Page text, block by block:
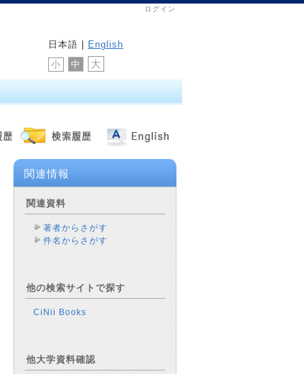
ログイン
日本語 | English
小 中 大
関連情報
関連資料
著者からさがす
件名からさがす
他の検索サイトで探す
CiNii Books
他大学資料確認